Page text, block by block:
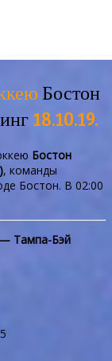
Бостон
18.10.19.
Бостон
, команды
Бостон. В 02:00
Тампа-Бэй